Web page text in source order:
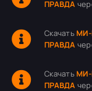
ПРАВДА
Скачать
ПРАВДА
Скачать
ПРАВДА